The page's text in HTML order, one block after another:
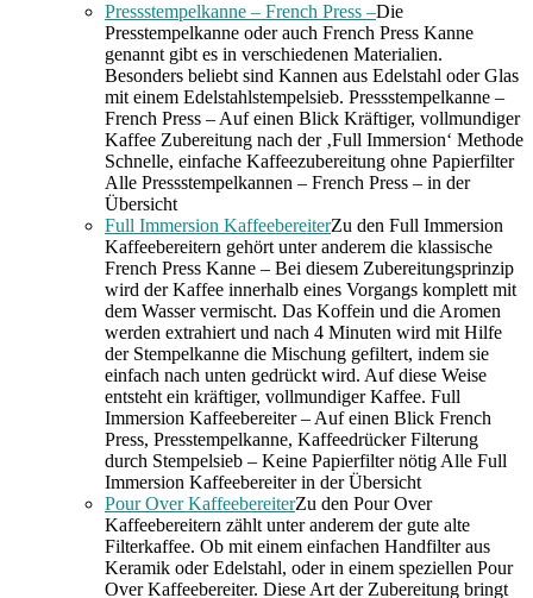
Pressstempelkanne – French Press –Die
Presstempelkanne oder auch French Press Kanne
genannt gibt es in verschiedenen Materialien.
Besonders beliebt sind Kannen aus Edelstahl oder Glas
mit einem Edelstahlstempelsieb. Pressstempelkanne –
French Press – Auf einen Blick Kräftiger, vollmundiger
Kaffee Zubereitung nach der ‚Full Immersion‘ Methode
Schnelle, einfache Kaffeezubereitung ohne Papierfilter
Alle Pressstempelkannen – French Press – in der
Übersicht
Full Immersion KaffeebereiterZu den Full Immersion
Kaffeebereitern gehört unter anderem die klassische
French Press Kanne – Bei diesem Zubereitungsprinzip
wird der Kaffee innerhalb eines Vorgangs komplett mit
dem Wasser vermischt. Das Koffein und die Aromen
werden extrahiert und nach 4 Minuten wird mit Hilfe
der Stempelkanne die Mischung gefiltert, indem sie
einfach nach unten gedrückt wird. Auf diese Weise
entsteht ein kräftiger, vollmundiger Kaffee. Full
Immersion Kaffeebereiter – Auf einen Blick French
Press, Presstempelkanne, Kaffeedrücker Filterung
durch Stempelsieb – Keine Papierfilter nötig Alle Full
Immersion Kaffeebereiter in der Übersicht
Pour Over KaffeebereiterZu den Pour Over
Kaffeebereitern zählt unter anderem der gute alte
Filterkaffee. Ob mit einem einfachen Handfilter aus
Keramik oder Edelstahl, oder in einem speziellen Pour
Over Kaffeebereiter. Diese Art der Zubereitung bringt